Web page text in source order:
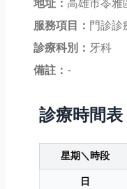
地址： 高雄市苓
服務項目： 門診診
診療科別： 牙科
備註： -
診療時間表
星期＼時段
日